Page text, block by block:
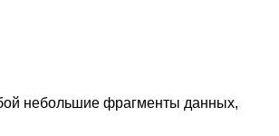
небольшие фрагменты данных,